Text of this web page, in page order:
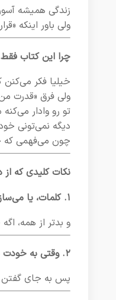
زندگی همیشه
ولی باور اینکه
چرا این کتاب
خیلیا فکر
ولی فرق «قدرت
تو رو وادار
دیگه نمی‌تونی
چون می‌فهمی که
نکات کلیدی که
۱. کلمات، یا می‌سازن، یا ویران می‌کنن
و بدتر از همه،
۲. وقتی به خودت برچسب می‌زنی، ذهنت دنبال تأییدشه
پس به جای گفتن